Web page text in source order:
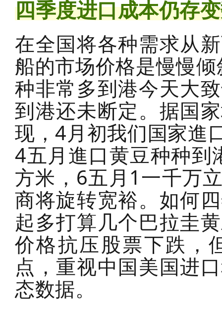
四季度进口成本仍存
在全国将各种需求从
船的市场价格是慢慢
种非常多到港今天大
到港还未断定。据国
现，4月初我们国家進
4五月進口黄豆种种
方米，6五月1一千万
商将旋转宽裕。如何
起多打算几个巴拉圭
价格抗压股票下跌，
点，重视中国美国进
态数据。